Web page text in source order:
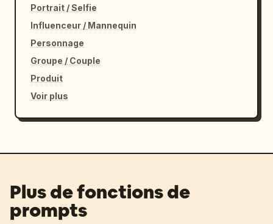
Portrait / Selfie
Influenceur / Mannequin
Personnage
Groupe / Couple
Produit
Voir plus
Plus de fonctions de
prompts